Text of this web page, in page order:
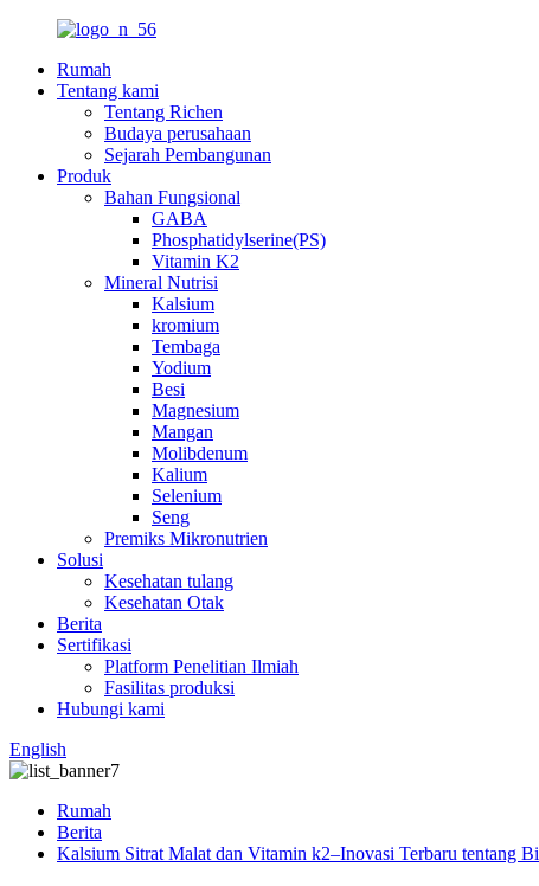
Rumah
Tentang kami
Tentang Richen
Budaya perusahaan
Sejarah Pembangunan
Produk
Bahan Fungsional
GABA
Phosphatidylserine(PS)
Vitamin K2
Mineral Nutrisi
Kalsium
kromium
Tembaga
Yodium
Besi
Magnesium
Mangan
Molibdenum
Kalium
Selenium
Seng
Premiks Mikronutrien
Solusi
Kesehatan tulang
Kesehatan Otak
Berita
Sertifikasi
Platform Penelitian Ilmiah
Fasilitas produksi
Hubungi kami
English
Rumah
Berita
Kalsium Sitrat Malat dan Vitamin k2–Inovasi Terbaru tentang